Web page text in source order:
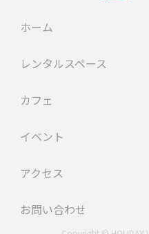
ホーム
レンタルスペース
カフェ
イベント
アクセス
お問い合わせ